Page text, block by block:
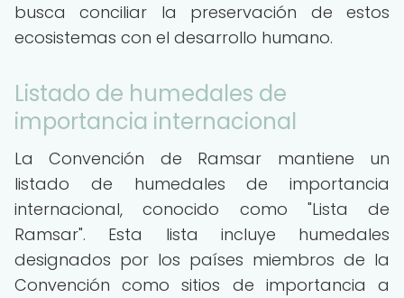
busca conciliar la preservación de estos
ecosistemas con el desarrollo humano.
Listado de humedales de
importancia internacional
La Convención de Ramsar mantiene un
listado de humedales de importancia
internacional, conocido como "Lista de
Ramsar". Esta lista incluye humedales
designados por los países miembros de la
Convención como sitios de importancia a